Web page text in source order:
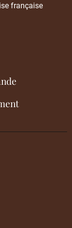
française